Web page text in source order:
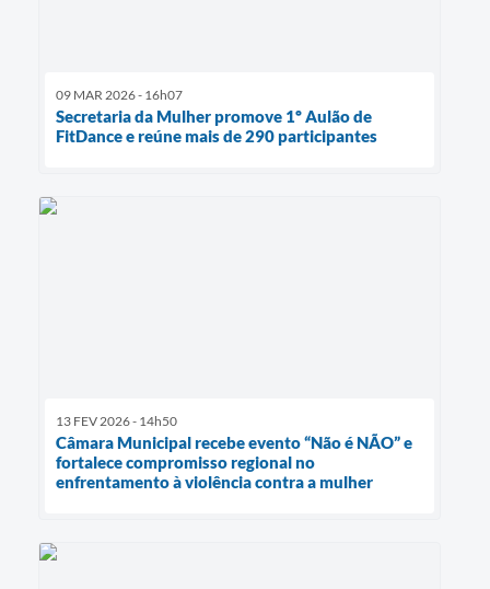
09 MAR 2026 - 16h07
Secretaria da Mulher promove 1º Aulão de
FitDance e reúne mais de 290 participantes
13 FEV 2026 - 14h50
Câmara Municipal recebe evento “Não é NÃO” e
fortalece compromisso regional no
enfrentamento à violência contra a mulher